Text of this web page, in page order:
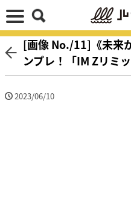
[画像 No./11]《未来
ンプレ！「IM Zリミ
2023/06/10